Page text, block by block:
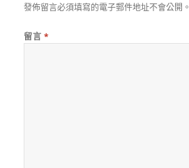
發佈留言必須填寫的電子郵件地址不會公開。
留言 *